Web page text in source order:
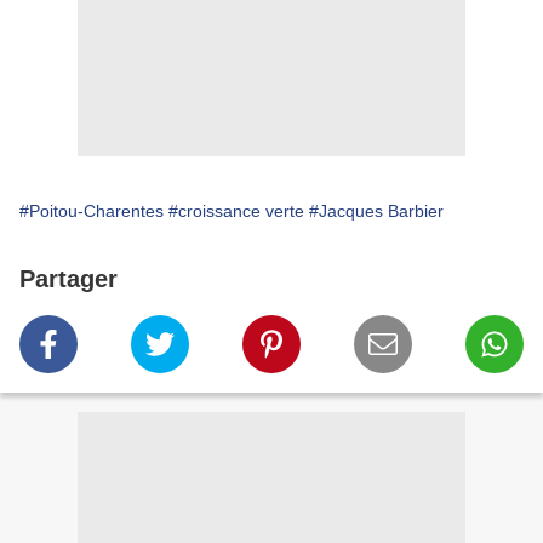
#Poitou-Charentes #croissance verte #Jacques Barbier
Partager